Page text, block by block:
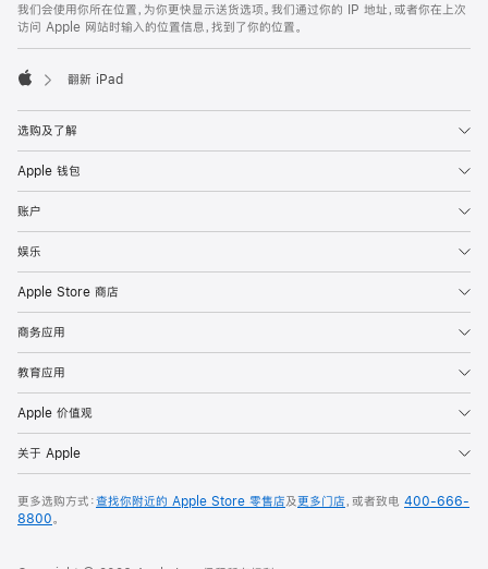
页
页
脚
注
我们会使用你所在位置，为你更快显示送货选项。我们通过你的 IP 地址，或者你在上次
访问 Apple 网站时输入的位置信息，找到了你的位置。
翻新 iPad
选购及了解
Apple 钱包
账户
娱乐
Apple Store 商店
商务应用
教育应用
Apple 价值观
关于 Apple
更多选购方式：查找你附近的 Apple Store 零售店及更多门店，或者致电 400-666-
8800。